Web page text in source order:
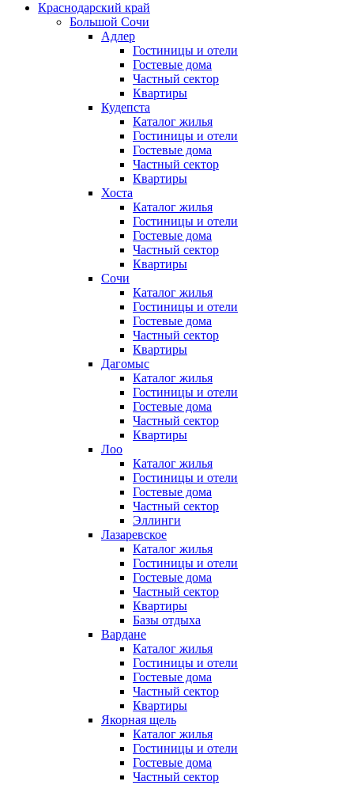
Краснодарский край
Большой Сочи
Адлер
Гостиницы и отели
Гостевые дома
Частный сектор
Квартиры
Кудепста
Каталог жилья
Гостиницы и отели
Гостевые дома
Частный сектор
Квартиры
Хоста
Каталог жилья
Гостиницы и отели
Гостевые дома
Частный сектор
Квартиры
Сочи
Каталог жилья
Гостиницы и отели
Гостевые дома
Частный сектор
Квартиры
Дагомыс
Каталог жилья
Гостиницы и отели
Гостевые дома
Частный сектор
Квартиры
Лоо
Каталог жилья
Гостиницы и отели
Гостевые дома
Частный сектор
Эллинги
Лазаревское
Каталог жилья
Гостиницы и отели
Гостевые дома
Частный сектор
Квартиры
Базы отдыха
Вардане
Каталог жилья
Гостиницы и отели
Гостевые дома
Частный сектор
Квартиры
Якорная щель
Каталог жилья
Гостиницы и отели
Гостевые дома
Частный сектор